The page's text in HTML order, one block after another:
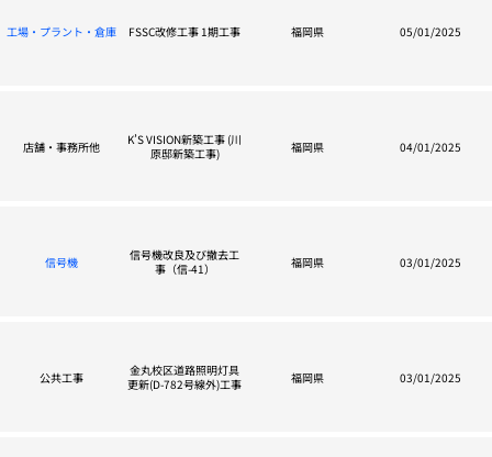
工場・プラント・倉庫 FSSC改修工事 1期工事 福岡県 05/01/2025
店舗・事務所他
K’S VISION新築工事 (川
原邸新築工事)
福岡県 04/01/2025
信号機
信号機改良及び撤去工
事（信-41）
福岡県 03/01/2025
公共工事
金丸校区道路照明灯具
更新(D-782号線外)工事
福岡県 03/01/2025